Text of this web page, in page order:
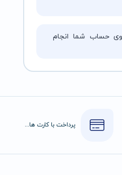
حساب شما انجام
پرداخت با کارت های عضو شتاب